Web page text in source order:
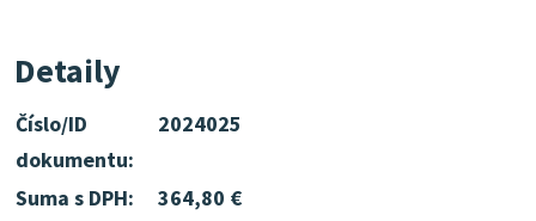
Detaily
Číslo/ID
dokumentu:
2024025
Suma s DPH:
364,80 €